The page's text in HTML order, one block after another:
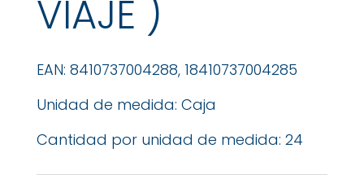
VIAJE )
EAN: 8410737004288, 18410737004285
Unidad de medida: Caja
Cantidad por unidad de medida: 24